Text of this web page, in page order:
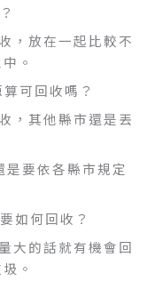
，放在一起比較不
。
可回收嗎？
，其他縣市還是丟
要依各縣市規定
如何回收？
大的話就有機會回
。